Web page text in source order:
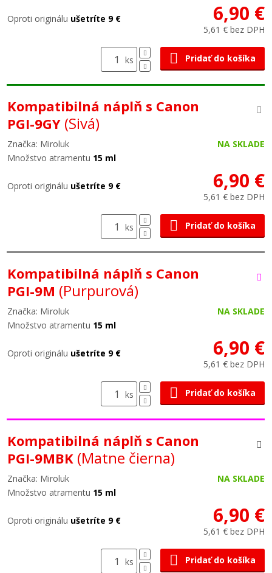
Oproti originálu ušetríte 9 € 6,90 €
5,61 € bez DPH
ks Pridať do košíka
Kompatibilná náplň s Canon
PGI-9GY (Sivá)
Značka: Miroluk
NA SKLADE
Množstvo atramentu 15 ml
Oproti originálu ušetríte 9 € 6,90 €
5,61 € bez DPH
ks Pridať do košíka
Kompatibilná náplň s Canon
PGI-9M (Purpurová)
Značka: Miroluk
NA SKLADE
Množstvo atramentu 15 ml
Oproti originálu ušetríte 9 € 6,90 €
5,61 € bez DPH
ks Pridať do košíka
Kompatibilná náplň s Canon
PGI-9MBK (Matne čierna)
Značka: Miroluk
NA SKLADE
Množstvo atramentu 15 ml
Oproti originálu ušetríte 9 € 6,90 €
5,61 € bez DPH
ks Pridať do košíka